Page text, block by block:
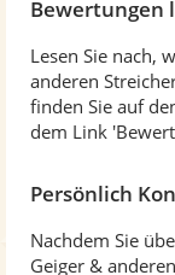
Bewertungen
Lesen Sie nach,
anderen
finden Sie auf
dem Link
Persönlich
Nachdem Sie
Geiger &